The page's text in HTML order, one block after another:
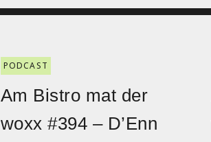
PODCAST
Am Bistro mat der
woxx #394 – D’Enn